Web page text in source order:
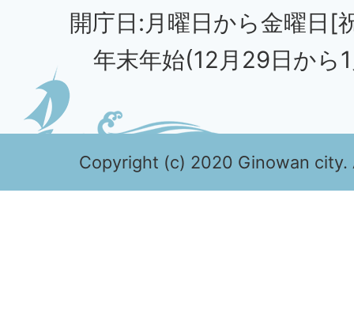
開庁日:月曜日から金曜日[
年末年始(12月29日から
Copyright (c) 2020 Ginowan city.